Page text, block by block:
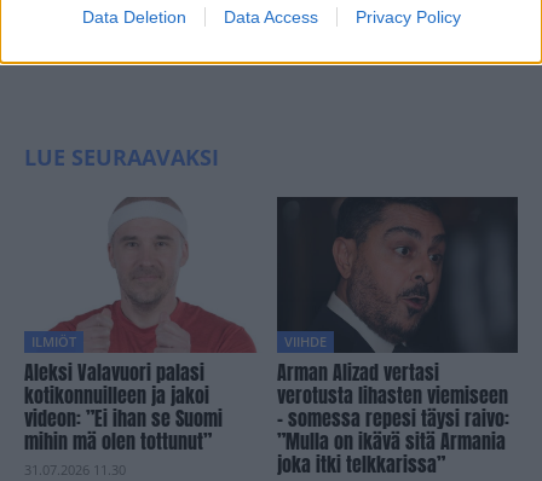
Data Deletion Data Access Privacy Policy
LUE SEURAAVAKSI
ILMIÖT
Aleksi Valavuori palasi
kotikonnuilleen ja jakoi
videon: ”Ei ihan se Suomi
mihin mä olen tottunut”
31.07.2026 11.30
VIIHDE
Arman Alizad vertasi
verotusta lihasten viemiseen
– somessa repesi täysi raivo:
”Mulla on ikävä sitä Armania
joka itki telkkarissa”